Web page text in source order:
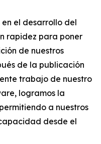
el desarrollo del
rapidez para poner
de nuestros
de la publicación
trabajo de nuestro
logramos la
a nuestros
desde el